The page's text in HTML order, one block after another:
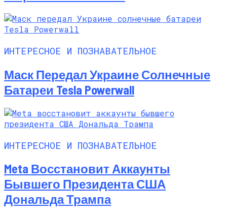
ИНТЕРЕСНОЕ И ПОЗНАВАТЕЛЬНОЕ
Маск Передал Украине Солнечные
Батареи Tesla Powerwall
ИНТЕРЕСНОЕ И ПОЗНАВАТЕЛЬНОЕ
Meta Восстановит Аккаунты
Бывшего Президента США
Дональда Трампа